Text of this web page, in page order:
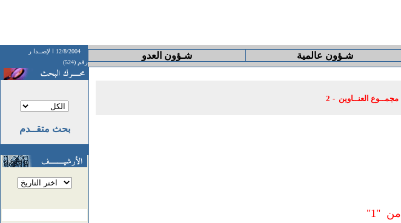
شـؤون عالمية شـؤون العدو 12/8/2004 ا لإصــدا ر
رقم (524)
مجمــوع العنــاوين - 2
من"1"
بحث متقــدم